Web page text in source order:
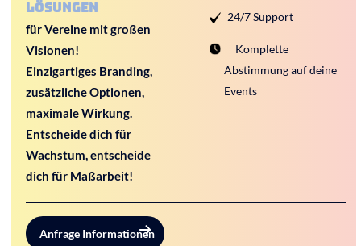
Lösungen
für Vereine mit großen
Visionen!
Einzigartiges Branding,
zusätzliche Optionen,
maximale Wirkung.
Entscheide dich für
Wachstum, entscheide
dich für Maßarbeit!
24/7 Support
Komplette
Abstimmung auf deine
Events
Anfrage Informationen